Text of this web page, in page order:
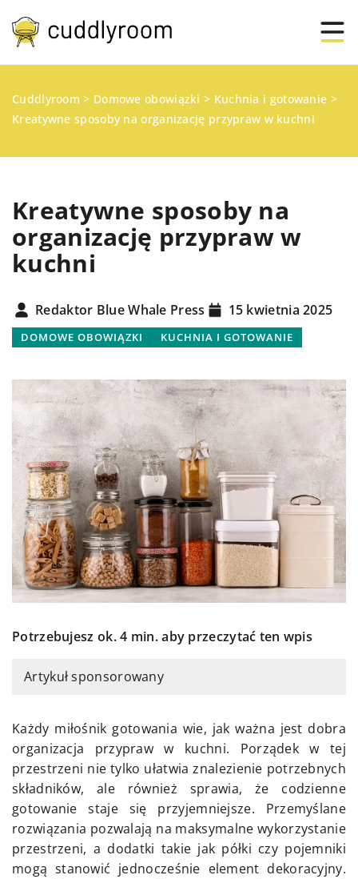
Cuddlyroom > Domowe obowiązki > Kuchnia i gotowanie >
Kreatywne sposoby na organizację przypraw w kuchni
Kreatywne sposoby na
organizację przypraw w
kuchni
Redaktor Blue Whale Press 15 kwietnia 2025
DOMOWE OBOWIĄZKI KUCHNIA I GOTOWANIE
Potrzebujesz ok. 4 min. aby przeczytać ten wpis
Artykuł sponsorowany
Każdy miłośnik gotowania wie, jak ważna jest dobra
organizacja przypraw w kuchni. Porządek w tej
przestrzeni nie tylko ułatwia znalezienie potrzebnych
składników, ale również sprawia, że codzienne
gotowanie staje się przyjemniejsze. Przemyślane
rozwiązania pozwalają na maksymalne wykorzystanie
przestrzeni, a dodatki takie jak półki czy pojemniki
mogą stanowić jednocześnie element dekoracyjny.